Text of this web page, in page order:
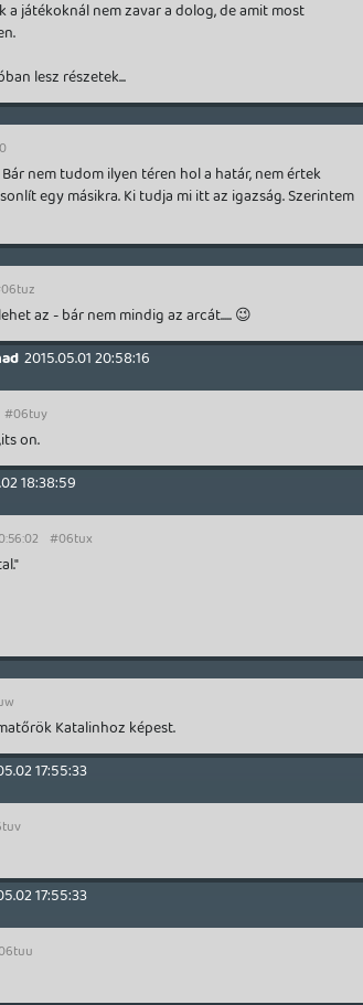
a játékoknál nem zavar a dolog, de amit most
lesz részetek...
nem tudom ilyen téren hol a határ, nem értek
egy másikra. Ki tudja mi itt az igazság. Szerintem
az - bár nem mindig az arcát..... 😉
2015.05.01 20:58:16
#06tuy
on.
18:38:59
#06tux
Katalinhoz képest.
17:55:33
17:55:33